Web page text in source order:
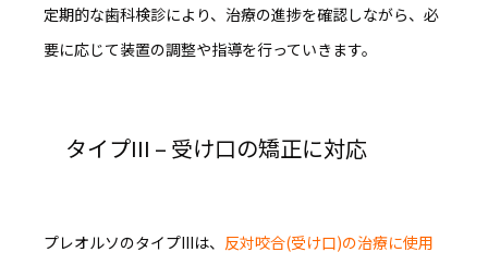
定期的な歯科検診により、治療の進捗を確認しながら、必
要に応じて装置の調整や指導を行っていきます。
タイプIII – 受け口の矯正に対応
プレオルソのタイプIIIは、 反対咬合(受け口)の治療に使用